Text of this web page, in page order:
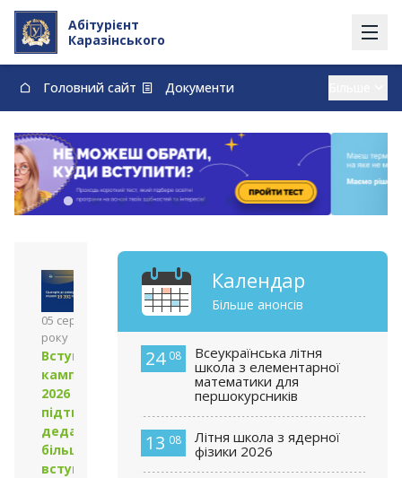
Абітурієнт
Каразінського
Головний сайт
Документи
Вступ із тимчасово окупованих території
Контакти
Карта
Договори про навчання та оплату навчання
vstup@karazin.ua
0-800-33-48-73
05 серпня 2026
року
Вступна
кампанія
2026 року
підтверджує:
дедалі
більше
вступників
Календар
Більше анонсів
24 08
Всеукраїнська літня
школа з елементарної
математики для
першокурсників
13 08
Літня школа з ядерної
фізики 2026